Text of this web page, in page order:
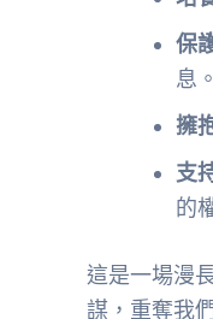
保
息。
擁
支
的
這是一場漫
謀，重奪我